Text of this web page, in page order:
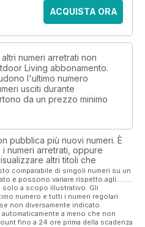
ACQUISTA ORA
numeri arretrati non
Living abbonamento.
l'ultimo numero
usciti durante
da un prezzo minimo
pubblica più nuovi numeri. È
numeri arretrati, oppure
altri titoli che
comparabile di singoli numeri su un
e possono variare rispetto agli
a scopo illustrativo. Gli
numero e tutti i numeri regolari
non diversamente indicato.
a meno che non
fino a 24 ore prima della scadenza